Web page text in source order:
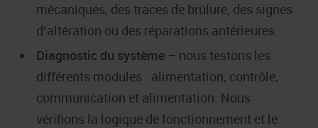
mécaniques, des traces de brûlure, des signes
d’altération ou des réparations antérieures.
Diagnostic du système – nous testons les
différents modules : alimentation, contrôle,
communication et alimentation. Nous
vérifions la logique de fonctionnement et le